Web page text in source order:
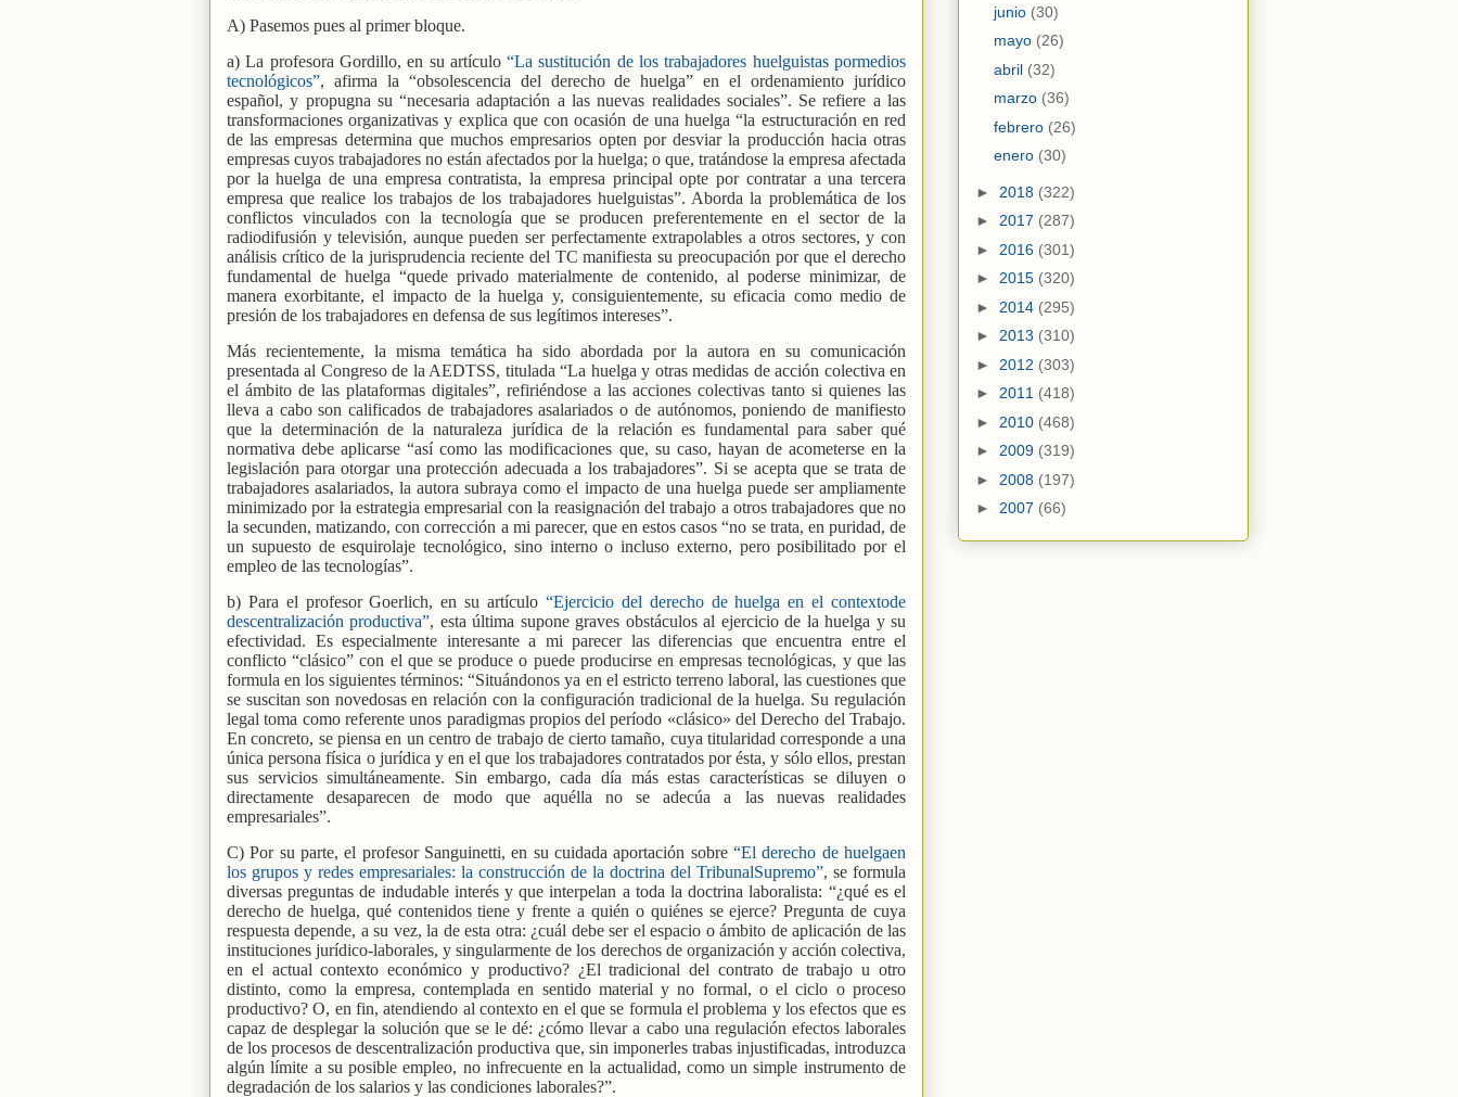
A) Pasemos pues al primer bloque.
a) La profesora Gordillo, en su artículo“La sustitución de los trabajadores huelguistas pormedios
tecnológicos”, afirma la “obsolescencia del derecho de huelga” en el ordenamiento jurídico
español, y propugna su “necesaria adaptación a las nuevas realidades sociales”. Se refiere a las
transformaciones organizativas y explica que con ocasión de una huelga “la estructuración en red
de las empresas determina que muchos empresarios opten por desviar la producción hacia otras
empresas cuyos trabajadores no están afectados por la huelga; o que, tratándose la empresa afectada
por la huelga de una empresa contratista, la empresa principal opte por contratar a una tercera
empresa que realice los trabajos de los trabajadores huelguistas”. Aborda la problemática de los
conflictos vinculados con la tecnología que se producen preferentemente en el sector de la
radiodifusión y televisión, aunque pueden ser perfectamente extrapolables a otros sectores, y con
análisis crítico de la jurisprudencia reciente del TC manifiesta su preocupación por que el derecho
fundamental de huelga “quede privado materialmente de contenido, al poderse minimizar, de
manera exorbitante, el impacto de la huelga y, consiguientemente, su eficacia como medio de
presión de los trabajadores en defensa de sus legítimos intereses”.
Más recientemente, la misma temática ha sido abordada por la autora en su comunicación
presentada al Congreso de la AEDTSS, titulada “La huelga y otras medidas de acción colectiva en
el ámbito de las plataformas digitales”, refiriéndose a las acciones colectivas tanto si quienes las
lleva a cabo son calificados de trabajadores asalariados o de autónomos, poniendo de manifiesto
que la determinación de la naturaleza jurídica de la relación es fundamental para saber qué
normativa debe aplicarse “así como las modificaciones que, su caso, hayan de acometerse en la
legislación para otorgar una protección adecuada a los trabajadores”. Si se acepta que se trata de
trabajadores asalariados, la autora subraya como el impacto de una huelga puede ser ampliamente
minimizado por la estrategia empresarial con la reasignación del trabajo a otros trabajadores que no
la secunden, matizando, con corrección a mi parecer, que en estos casos “no se trata, en puridad, de
un supuesto de esquirolaje tecnológico, sino interno o incluso externo, pero posibilitado por el
empleo de las tecnologías”.
b) Para el profesor Goerlich, en su artículo “Ejercicio del derecho de huelga en el contextode
descentralización productiva”, esta última supone graves obstáculos al ejercicio de la huelga y su
efectividad. Es especialmente interesante a mi parecer las diferencias que encuentra entre el
conflicto “clásico” con el que se produce o puede producirse en empresas tecnológicas, y que las
formula en los siguientes términos: “Situándonos ya en el estricto terreno laboral, las cuestiones que
se suscitan son novedosas en relación con la configuración tradicional de la huelga. Su regulación
legal toma como referente unos paradigmas propios del período «clásico» del Derecho del Trabajo.
En concreto, se piensa en un centro de trabajo de cierto tamaño, cuya titularidad corresponde a una
única persona física o jurídica y en el que los trabajadores contratados por ésta, y sólo ellos, prestan
sus servicios simultáneamente. Sin embargo, cada día más estas características se diluyen o
directamente desaparecen de modo que aquélla no se adecúa a las nuevas realidades
empresariales”.
C) Por su parte, el profesor Sanguinetti, en su cuidada aportación sobre “El derecho de huelgaen
los grupos y redes empresariales: la construcción de la doctrina del TribunalSupremo”, se formula
diversas preguntas de indudable interés y que interpelan a toda la doctrina laboralista: “¿qué es el
derecho de huelga, qué contenidos tiene y frente a quién o quiénes se ejerce? Pregunta de cuya
respuesta depende, a su vez, la de esta otra: ¿cuál debe ser el espacio o ámbito de aplicación de las
instituciones jurídico-laborales, y singularmente de los derechos de organización y acción colectiva,
en el actual contexto económico y productivo? ¿El tradicional del contrato de trabajo u otro
distinto, como la empresa, contemplada en sentido material y no formal, o el ciclo o proceso
productivo? O, en fin, atendiendo al contexto en el que se formula el problema y los efectos que es
capaz de desplegar la solución que se le dé: ¿cómo llevar a cabo una regulación efectos laborales
de los procesos de descentralización productiva que, sin imponerles trabas injustificadas, introduzca
algún límite a su posible empleo, no infrecuente en la actualidad, como un simple instrumento de
degradación de los salarios y las condiciones laborales?”.
junio (30)
mayo (26)
abril (32)
marzo (36)
febrero (26)
enero (30)
► 2018 (322)
► 2017 (287)
► 2016 (301)
► 2015 (320)
► 2014 (295)
► 2013 (310)
► 2012 (303)
► 2011 (418)
► 2010 (468)
► 2009 (319)
► 2008 (197)
► 2007 (66)